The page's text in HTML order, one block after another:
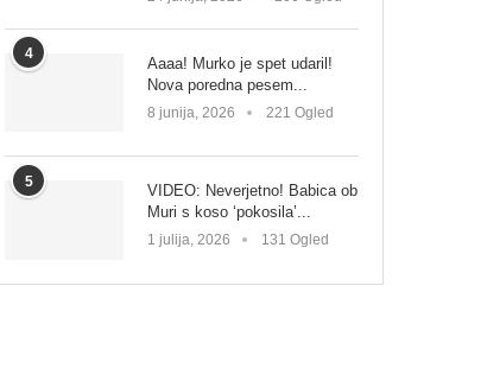
4
Aaaa! Murko je spet udaril!
Nova poredna pesem...
8 junija, 2026 221 Ogled
5
VIDEO: Neverjetno! Babica ob
Muri s koso ‘pokosila’...
1 julija, 2026 131 Ogled